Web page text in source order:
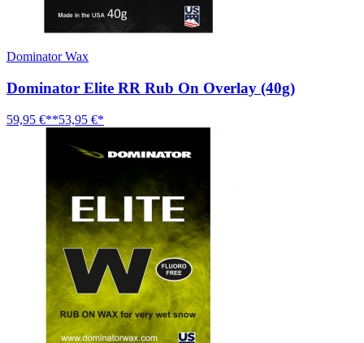
Dominator Wax
Dominator Elite RR Rub On Overlay (40g)
59,95 €**53,95 €*